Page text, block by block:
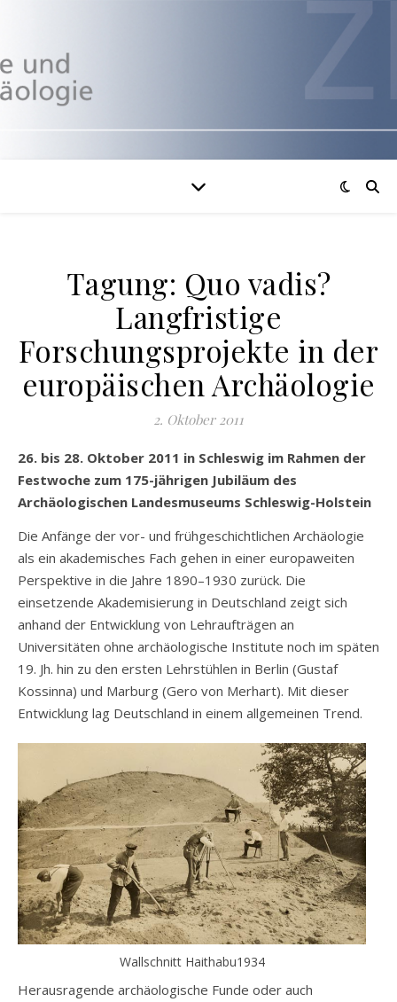
Tagung: Quo vadis?
Langfristige
Forschungsprojekte in der
europäischen Archäologie
2. Oktober 2011
26. bis 28. Oktober 2011 in Schleswig im Rahmen der
Festwoche zum 175-jährigen Jubiläum des
Archäologischen Landesmuseums Schleswig-Holstein
Die Anfänge der vor- und frühgeschichtlichen Archäologie
als ein akademisches Fach gehen in einer europaweiten
Perspektive in die Jahre 1890–1930 zurück. Die
einsetzende Akademisierung in Deutschland zeigt sich
anhand der Entwicklung von Lehraufträgen an
Universitäten ohne archäologische Institute noch im späten
19. Jh. hin zu den ersten Lehrstühlen in Berlin (Gustaf
Kossinna) und Marburg (Gero von Merhart). Mit dieser
Entwicklung lag Deutschland in einem allgemeinen Trend.
Wallschnitt Haithabu1934
Herausragende archäologische Funde oder auch